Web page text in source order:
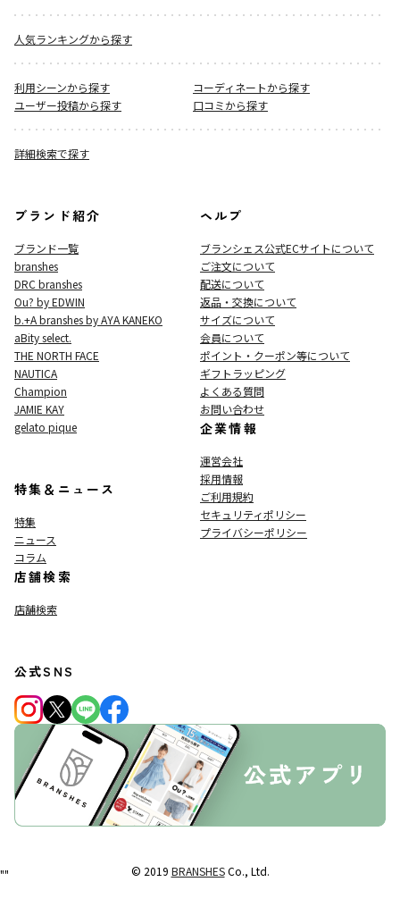
人気ランキングから探す
利用シーンから探す
コーディネートから探す
ユーザー投稿から探す
口コミから探す
詳細検索で探す
ブランド紹介
ブランド一覧
branshes
DRC branshes
Ou? by EDWIN
b.+A branshes by AYA KANEKO
aBity select.
THE NORTH FACE
NAUTICA
Champion
JAMIE KAY
gelato pique
特集＆ニュース
特集
ニュース
コラム
店舗検索
店舗検索
ヘルプ
ブランシェス公式ECサイトについて
ご注文について
配送について
返品・交換について
サイズについて
会員について
ポイント・クーポン等について
ギフトラッピング
よくある質問
お問い合わせ
企業情報
運営会社
採用情報
ご利用規約
セキュリティポリシー
プライバシーポリシー
公式SNS
© 2019 BRANSHESCo., Ltd.
""